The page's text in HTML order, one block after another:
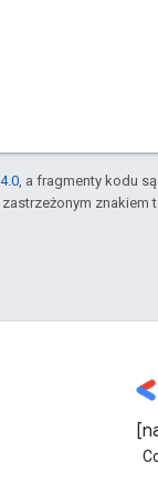
, a fragmenty kodu
zastrzeżonym znakiem